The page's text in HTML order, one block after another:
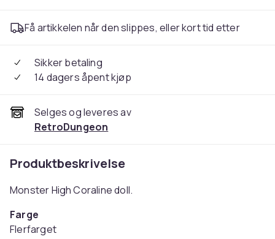
Få artikkelen når den slippes, eller kort tid etter
Sikker betaling
14 dagers åpent kjøp
Selges og leveres av
RetroDungeon
Produktbeskrivelse
Monster High Coraline doll.
Farge
Flerfarget